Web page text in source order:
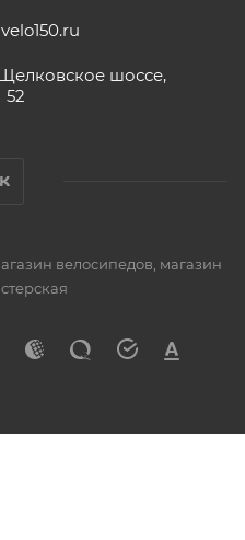
шоссе,
52
велосипедов, магазин